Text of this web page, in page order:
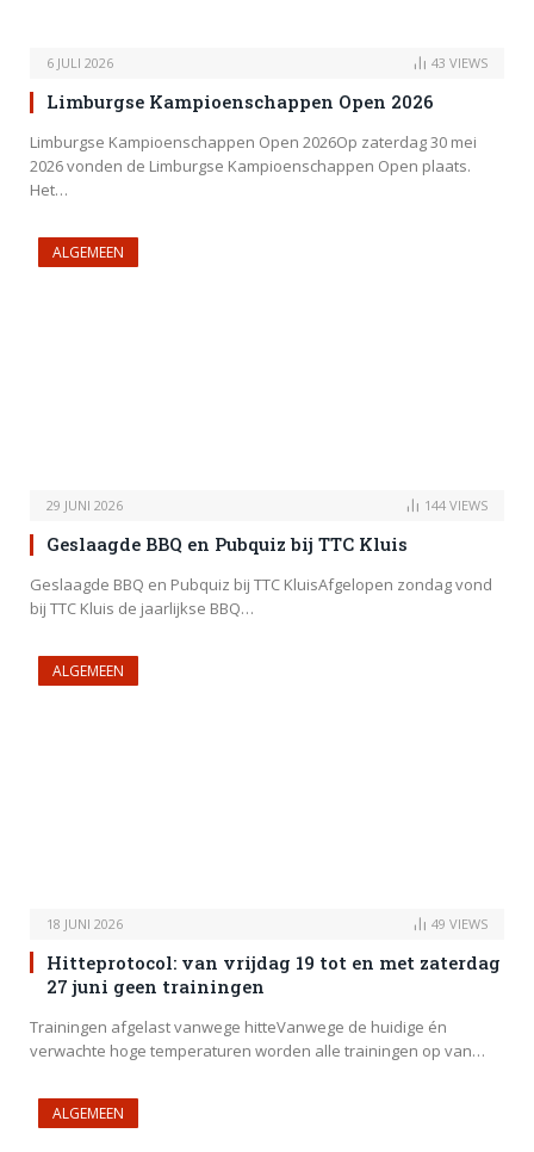
6 JULI 2026 43 VIEWS
Limburgse Kampioenschappen Open 2026
Limburgse Kampioenschappen Open 2026Op zaterdag 30 mei
2026 vonden de Limburgse Kampioenschappen Open plaats.
Het…
ALGEMEEN
29 JUNI 2026 144 VIEWS
Geslaagde BBQ en Pubquiz bij TTC Kluis
Geslaagde BBQ en Pubquiz bij TTC KluisAfgelopen zondag vond
bij TTC Kluis de jaarlijkse BBQ…
ALGEMEEN
18 JUNI 2026 49 VIEWS
Hitteprotocol: van vrijdag 19 tot en met zaterdag
27 juni geen trainingen
Trainingen afgelast vanwege hitteVanwege de huidige én
verwachte hoge temperaturen worden alle trainingen op van…
ALGEMEEN